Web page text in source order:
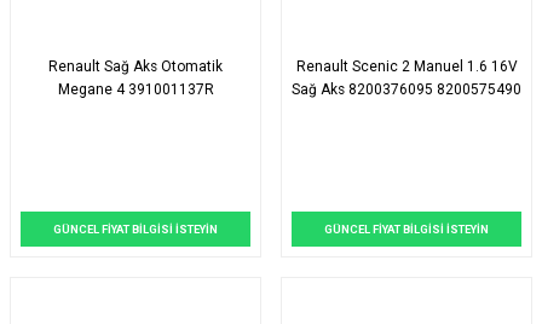
Renault Sağ Aks Otomatik
Megane 4 391001137R
GÜNCEL FİYAT BİLGİSİ İSTEYİN
Renault Scenic 2 Manuel 1.6 16V
Sağ Aks 8200376095 8200575490
GÜNCEL FİYAT BİLGİSİ İSTEYİN